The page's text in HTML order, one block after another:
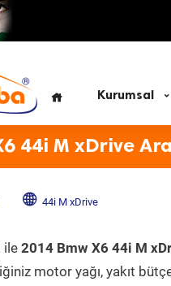
Kurumsal
44i M xDrive
44i M xDrive
ile 2014 Bmw X6 44i M
motor yağı, yakıt